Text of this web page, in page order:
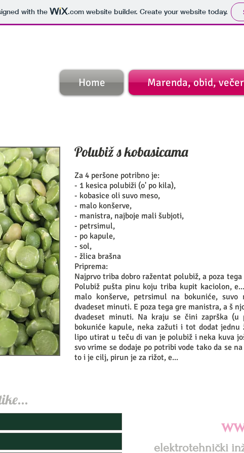
with the .comwebsite builder. Create your website today.
Home Marenda, obid,
Polubiž s kobasicama
Za 4 peršone potribno je:
- 1 kesica polubiži (o' po kila),
- kobasice oli suvo meso,
- malo konšerve,
- manistra, najboje mali šubjoti,
- petrsimul,
- po kapule,
- sol,
- žlica brašna
Priprema:
Najprvo triba dobro ražentat polubiž, a poza
Polubiž pušta pinu koju triba kupit kaciolon,
malo konšerve, petrsimul na bokuniće,
dvadeset minuti. E poza tega gre manistra, a š
dvadeset minuti. Na kraju se čini zaprška
bokuniće kapule, neka zažuti i tot dodat jednu
lipo utirat u teču di van je polubiž i neka kuva
svo vrime se dodaje po potribi vode tako da se
to i je cilj, pirun je za rižot, e...
elektrotehnički